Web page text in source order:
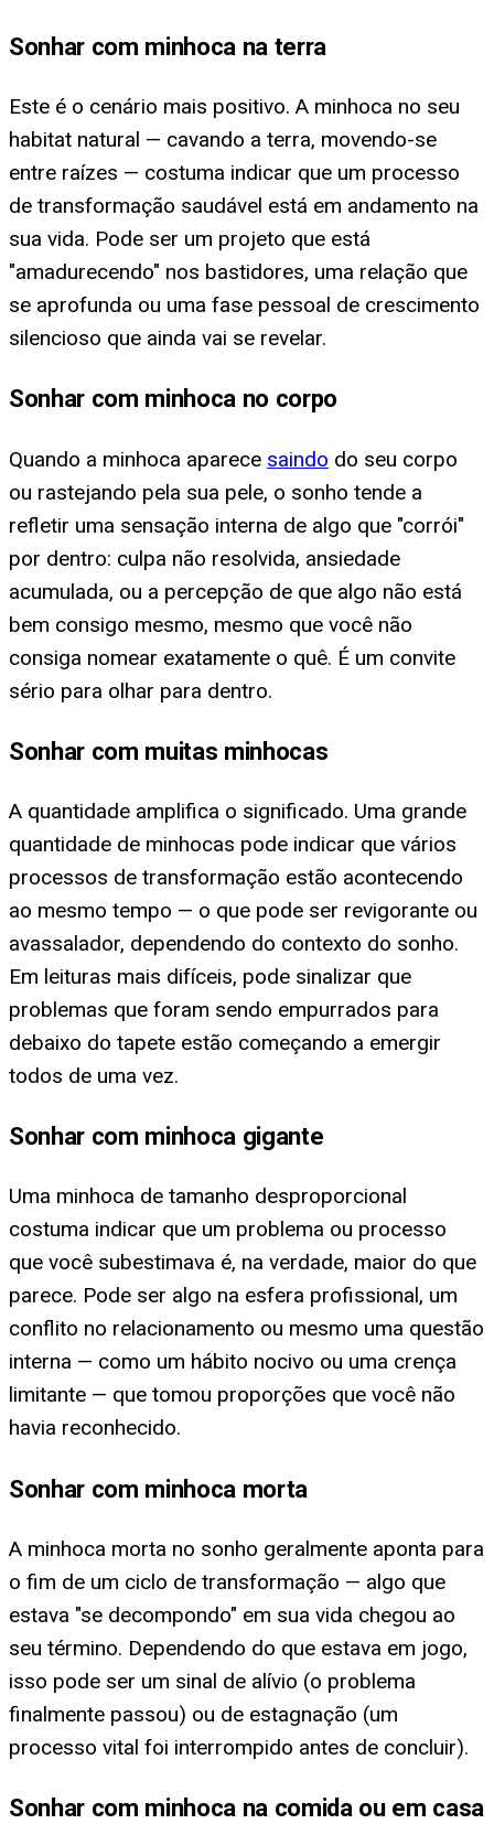
Sonhar com minhoca na terra
Este é o cenário mais positivo. A minhoca no seu
habitat natural — cavando a terra, movendo-se
entre raízes — costuma indicar que um processo
de transformação saudável está em andamento na
sua vida. Pode ser um projeto que está
"amadurecendo" nos bastidores, uma relação que
se aprofunda ou uma fase pessoal de crescimento
silencioso que ainda vai se revelar.
Sonhar com minhoca no corpo
Quando a minhoca aparece saindo do seu corpo
ou rastejando pela sua pele, o sonho tende a
refletir uma sensação interna de algo que "corrói"
por dentro: culpa não resolvida, ansiedade
acumulada, ou a percepção de que algo não está
bem consigo mesmo, mesmo que você não
consiga nomear exatamente o quê. É um convite
sério para olhar para dentro.
Sonhar com muitas minhocas
A quantidade amplifica o significado. Uma grande
quantidade de minhocas pode indicar que vários
processos de transformação estão acontecendo
ao mesmo tempo — o que pode ser revigorante ou
avassalador, dependendo do contexto do sonho.
Em leituras mais difíceis, pode sinalizar que
problemas que foram sendo empurrados para
debaixo do tapete estão começando a emergir
todos de uma vez.
Sonhar com minhoca gigante
Uma minhoca de tamanho desproporcional
costuma indicar que um problema ou processo
que você subestimava é, na verdade, maior do que
parece. Pode ser algo na esfera profissional, um
conflito no relacionamento ou mesmo uma questão
interna — como um hábito nocivo ou uma crença
limitante — que tomou proporções que você não
havia reconhecido.
Sonhar com minhoca morta
A minhoca morta no sonho geralmente aponta para
o fim de um ciclo de transformação — algo que
estava "se decompondo" em sua vida chegou ao
seu término. Dependendo do que estava em jogo,
isso pode ser um sinal de alívio (o problema
finalmente passou) ou de estagnação (um
processo vital foi interrompido antes de concluir).
Sonhar com minhoca na comida ou em casa